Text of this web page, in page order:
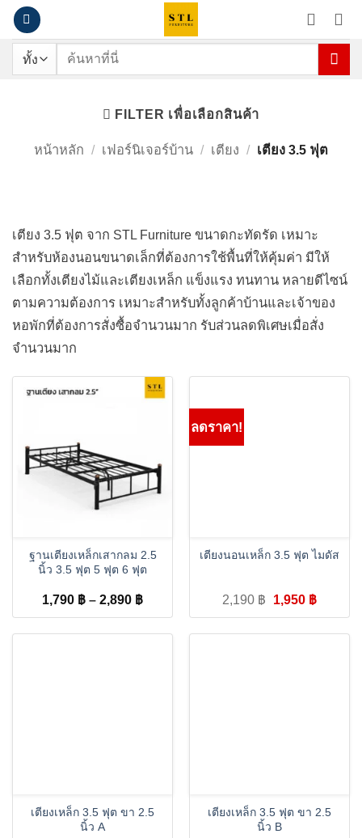
ข้าม
เนื้อหา
ค้นหา:
เตียง 3.5 ฟุต
หน้าหลัก / เฟอร์นิเจอร์บ้าน / เตียง / เตียง 3.5 ฟุต
FILTER เพื่อเลือกสินค้า
เตียง 3.5 ฟุต จาก STL Furniture ขนาดกะทัดรัด เหมาะ
สำหรับห้องนอนขนาดเล็กที่ต้องการใช้พื้นที่ให้คุ้มค่า มีให้
เลือกทั้งเตียงไม้และเตียงเหล็ก แข็งแรง ทนทาน หลายดีไซน์
ตามความต้องการ เหมาะสำหรับทั้งลูกค้าบ้านและเจ้าของ
หอพักที่ต้องการสั่งซื้อจำนวนมาก รับส่วนลดพิเศษเมื่อสั่ง
จำนวนมาก
ฐานเตียงเหล็กเสากลม 2.5
นิ้ว 3.5 ฟุต 5 ฟุต 6 ฟุต
1,790 ฿ – 2,890 ฿Price
range:
ลดราคา!
เตียงนอนเหล็ก 3.5 ฟุต ไมดัส
2,190 ฿
Original
price
1,950 ฿Current
price
เตียงเหล็ก 3.5 ฟุต ขา 2.5
นิ้ว A
เตียงเหล็ก 3.5 ฟุต ขา 2.5
นิ้ว B